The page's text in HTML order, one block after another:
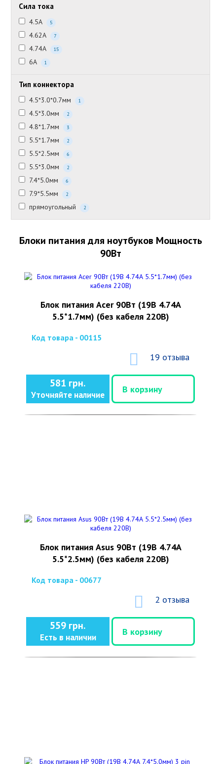
Сила тока
4.5А 5
4.62А 7
4.74А 15
6А 1
Тип коннектора
4.5*3.0*0.7мм 1
4.5*3.0мм 2
4.8*1.7мм 3
5.5*1.7мм 2
5.5*2.5мм 6
5.5*3.0мм 2
7.4*5.0мм 6
7.9*5.5мм 2
прямоугольный 2
Блоки питания для ноутбуков Мощность
90Вт
Блок питания Acer 90Вт (19В 4.74А
5.5*1.7мм) (без кабеля 220В)
Код товара - 00115
19 отзыва
581 грн.
Уточняйте наличие
В корзину
Блок питания Asus 90Вт (19В 4.74А
5.5*2.5мм) (без кабеля 220В)
Код товара - 00677
2 отзыва
559 грн.
Есть в наличии
В корзину